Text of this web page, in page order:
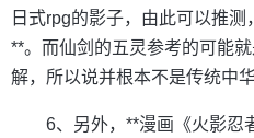
日式rpg的影子，由此可以推
**。而仙剑的五灵参考的可能
解，所以说并根本不是传统中
6、另外，**漫画《火影忍